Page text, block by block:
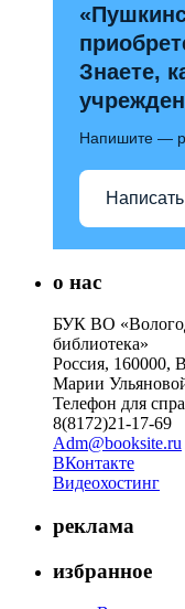
Знаете,
Напишите —
Написать
о нас
БУК ВО
библиотека»
Россия, 160000,
Марии
Телефон для
8(8172)21-17-69
Adm@booksite.ru
ВКонтакте
Видеохостинг
реклама
избранное